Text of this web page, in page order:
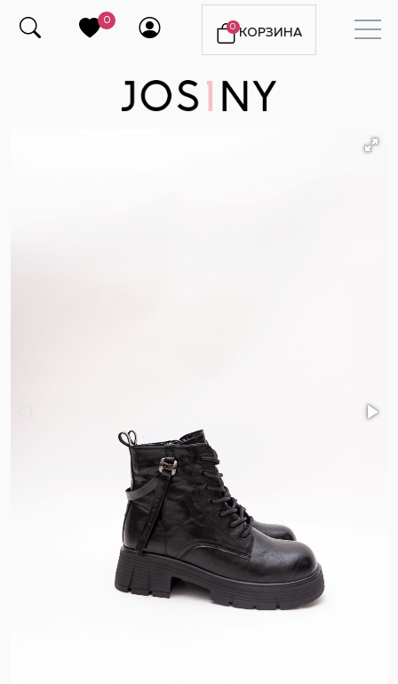
0
0 КОРЗИНА